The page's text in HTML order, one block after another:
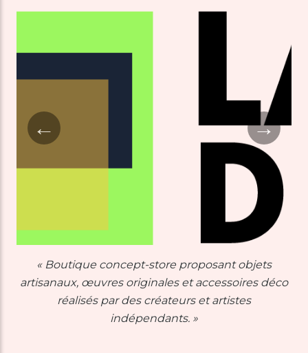
← →
« Boutique concept-store proposant objets
artisanaux, œuvres originales et accessoires déco
réalisés par des créateurs et artistes
indépendants. »